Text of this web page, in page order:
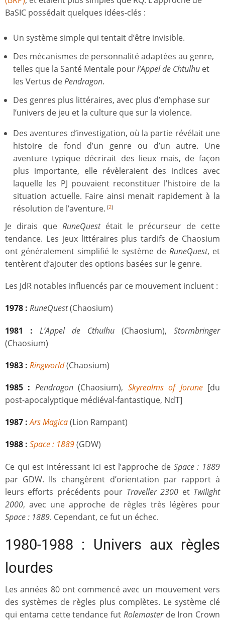
BaSIC possédait quelques idées-clés :
Un système simple qui tentait d’être invisible.
Des mécanismes de personnalité adaptées au genre,
telles que la Santé Mentale pourl’Appel de Chtulhu et
les Vertus dePendragon.
Des genres plus littéraires, avec plus d’emphase sur
l’univers de jeu et la culture que sur la violence.
Des aventures d’investigation, où la partie révélait une
histoire de fond d’un genre ou d’un autre. Une
aventure typique décrirait des lieux mais, de façon
plus importante, elle révèleraient des indices avec
laquelle les PJ pouvaient reconstituer l’histoire de la
situation actuelle. Faire ainsi menait rapidement à la
résolution de l’aventure. (2)
Je dirais que RuneQuestétait le précurseur de cette
tendance. Les jeux littéraires plus tardifs de Chaosium
ont généralement simplifié le système de RuneQuest, et
tentèrent d’ajouter des options basées sur le genre.
Les JdR notables influencés par ce mouvement incluent :
1978 : RuneQuest(Chaosium)
1981 : L’Appel de Cthulhu (Chaosium), Stormbringer
(Chaosium)
1983 : Ringworld(Chaosium)
1985 : Pendragon(Chaosium), Skyrealms of Jorune[du
post-apocalyptique médiéval-fantastique, NdT]
1987 : Ars Magica(Lion Rampant)
1988 : Space : 1889(GDW)
Ce qui est intéressant ici est l’approche de Space : 1889
par GDW. Ils changèrent d’orientation par rapport à
leurs efforts précédents pour Traveller 2300 et Twilight
2000, avec une approche de règles très légères pour
Space : 1889. Cependant, ce fut un échec.
1980-1988 : Univers aux règles
lourdes
Les années 80 ont commencé avec un mouvement vers
des systèmes de règles plus complètes. Le système clé
qui entama cette tendance fut Rolemaster de Iron Crown